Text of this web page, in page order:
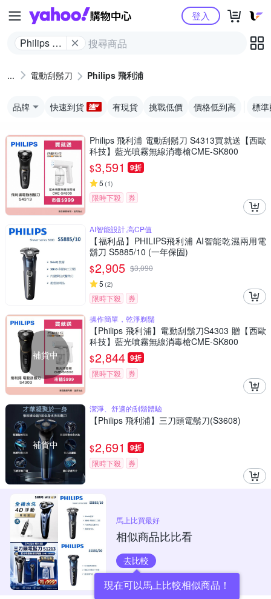
Yahoo購物中心
Philips 飛
登入
電動刮鬍刀 Philips 飛利浦
品牌 快速到貨 有現貨 挑戰低價 價格低到高 標
Philips 飛利浦 電動刮鬍刀 S4313買就送【西歐
科技】藍光噴霧無線消毒槍CME-SK800
$3,591 9折
5 (1)
限時下殺 券
AI智能設計,高CP值
【福利品】PHILIPS飛利浦 AI智能乾濕兩用電
鬍刀 S5885/10 (一年保固)
$2,905 $3,090
5 (2)
限時下殺 券
補貨中
操作簡單，乾淨剃鬚
【Philips 飛利浦】電動刮鬍刀S4303 贈【西歐
科技】藍光噴霧無線消毒槍CME-SK800
$2,844 9折
限時下殺 券
補貨中
潔淨、舒適的刮鬍體驗
【Philips 飛利浦】三刀頭電鬍刀(S3608)
$2,691 9折
限時下殺 券
馬上比買最好
相似商品比比看
去比較
現在可以馬上比較相似商品！